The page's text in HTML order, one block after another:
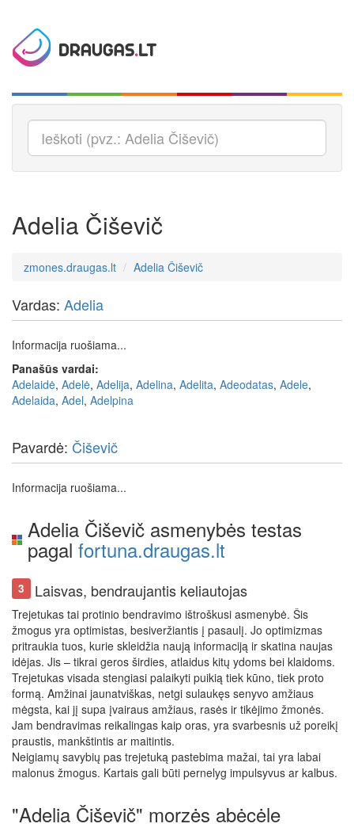
Adelia Čiševič
zmones.draugas.lt Adelia Čiševič
Vardas: Adelia
Informacija ruošiama...
Panašūs vardai:
Adelaidė, Adelė, Adelija, Adelina, Adelita, Adeodatas, Adele,
Adelaida, Adel, Adelpina
Pavardė: Čiševič
Informacija ruošiama...
Adelia Čiševič asmenybės testas
pagal fortuna.draugas.lt
3 Laisvas, bendraujantis keliautojas
Trejetukas tai protinio bendravimo ištroškusi asmenybė. Šis
žmogus yra optimistas, besiveržiantis į pasaulį. Jo optimizmas
pritraukia tuos, kurie skleidžia naują informaciją ir skatina naujas
idėjas. Jis – tikrai geros širdies, atlaidus kitų ydoms bei klaidoms.
Trejetukas visada stengiasi palaikyti puikią tiek kūno, tiek proto
formą. Amžinai jaunatviškas, netgi sulaukęs senyvo amžiaus
mėgsta, kai jį supa įvairaus amžiaus, rasės ir tikėjimo žmonės.
Jam bendravimas reikalingas kaip oras, yra svarbesnis už poreikį
praustis, mankštintis ar maitintis.
Neigiamų savybių pas trejetuką pastebima mažai, tai yra labai
malonus žmogus. Kartais gali būti pernelyg impulsyvus ar kalbus.
"Adelia Čiševič" morzės abėcėle